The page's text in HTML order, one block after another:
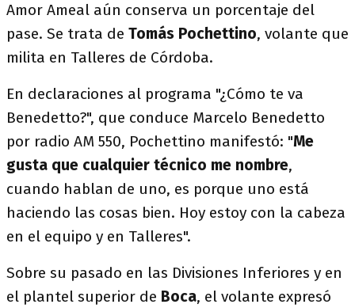
Amor Ameal aún conserva un porcentaje del
pase. Se trata de Tomás Pochettino, volante que
milita en Talleres de Córdoba.
En declaraciones al programa "¿Cómo te va
Benedetto?", que conduce Marcelo Benedetto
por radio AM 550, Pochettino manifestó: "Me
gusta que cualquier técnico me nombre,
cuando hablan de uno, es porque uno está
haciendo las cosas bien. Hoy estoy con la cabeza
en el equipo y en Talleres".
Sobre su pasado en las Divisiones Inferiores y en
el plantel superior de Boca, el volante expresó